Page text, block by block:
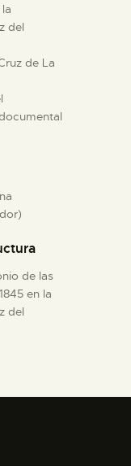
del
de La
de las
en la
del